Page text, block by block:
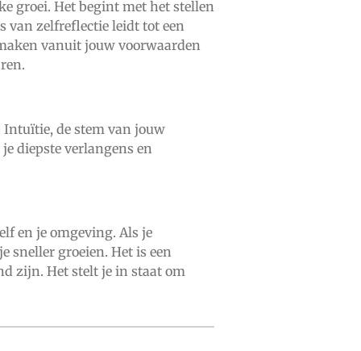
groei. Het begint met het stellen
van zelfreflectie leidt tot een
vanuit jouw voorwaarden
de stem van jouw
diepste verlangens en
en je omgeving. Als je
sneller groeien. Het is een
zijn. Het stelt je in staat om